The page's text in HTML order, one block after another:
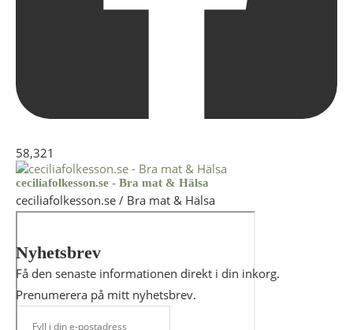
58,321
ceciliafolkesson.se - Bra mat & Hälsa
ceciliafolkesson.se / Bra mat & Hälsa
Nyhetsbrev
Få den senaste informationen direkt i din inkorg.
Prenumerera på mitt nyhetsbrev.